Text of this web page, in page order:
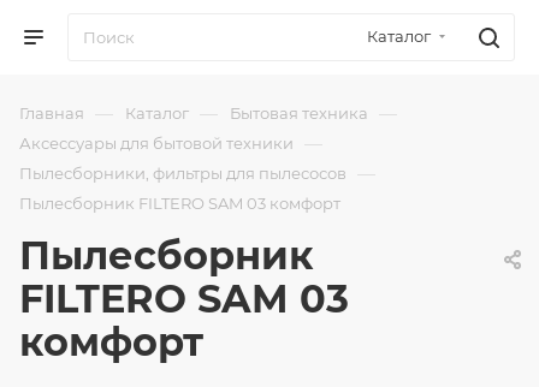
Каталог
Главная — Каталог — Бытовая техника —
Аксессуары для бытовой техники —
Пылесборники, фильтры для пылесосов —
Пылесборник FILTERO SAM 03 комфорт
Пылесборник
FILTERO SAM 03
комфорт